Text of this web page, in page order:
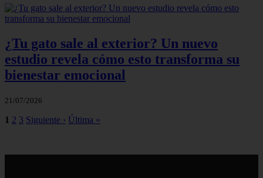
¿Tu gato sale al exterior? Un nuevo
estudio revela cómo esto transforma su
bienestar emocional
21/07/2026
1 2 3 Siguiente › Última »